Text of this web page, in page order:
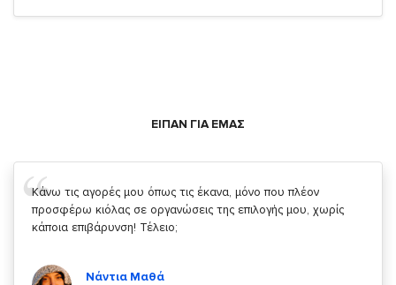
ΕΙΠΑΝ ΓΙΑ ΕΜΑΣ
Σας ευχαριστώ που μας δίνετε την δυνατότητα να κάνουμε
κάτι!
Χρήστης τουYouBeHero